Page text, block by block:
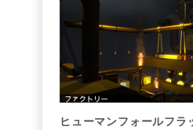
ヒューマンフォールフラ